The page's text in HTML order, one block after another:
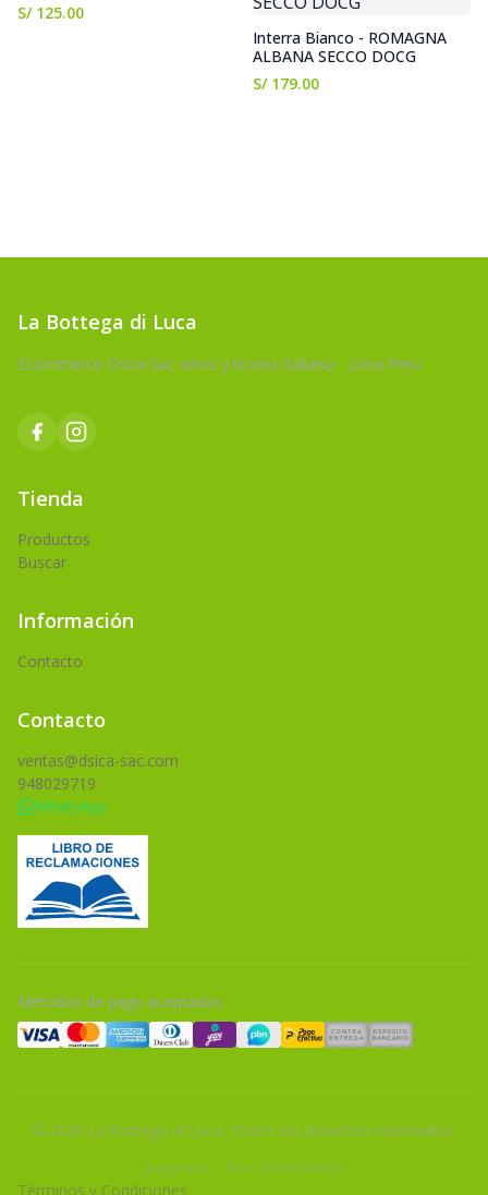
S/ 125.00
Interra Bianco - ROMAGNA
ALBANA SECCO DOCG
S/ 179.00
La Bottega di Luca
Ecommerce Dsica Sac vinos y licores italiano - Lima Peru
Tienda
Productos
Buscar
Información
Contacto
Contacto
ventas@dsica-sac.com
948029719
WhatsApp
Métodos de pago aceptados
© 2026 La Bottega di Luca. Todos los derechos reservados.
Dsica S.A.C. · RUC: 20563596563
Términos y Condiciones